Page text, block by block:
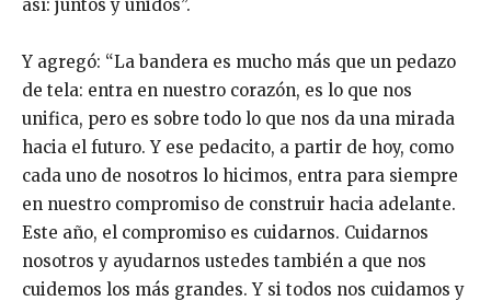
así: juntos y unidos”.
Y agregó: “La bandera es mucho más que un pedazo
de tela: entra en nuestro corazón, es lo que nos
unifica, pero es sobre todo lo que nos da una mirada
hacia el futuro. Y ese pedacito, a partir de hoy, como
cada uno de nosotros lo hicimos, entra para siempre
en nuestro compromiso de construir hacia adelante.
Este año, el compromiso es cuidarnos. Cuidarnos
nosotros y ayudarnos ustedes también a que nos
cuidemos los más grandes. Y si todos nos cuidamos y